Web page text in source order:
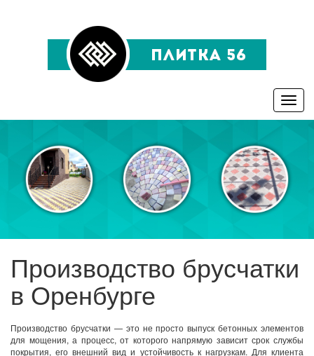
Toggle
Производство брусчатки
в Оренбурге
Производство брусчатки — это не просто выпуск бетонных элементов
для мощения, а процесс, от которого напрямую зависит срок службы
покрытия, его внешний вид и устойчивость к нагрузкам. Для клиента